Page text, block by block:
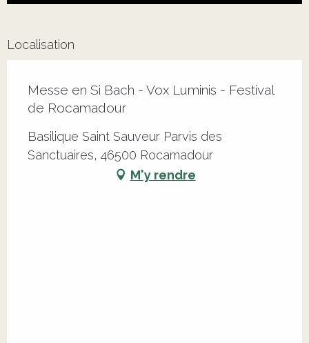
Localisation
Messe en Si Bach - Vox Luminis - Festival
de Rocamadour
Basilique Saint Sauveur Parvis des
Sanctuaires, 46500 Rocamadour
M'y rendre